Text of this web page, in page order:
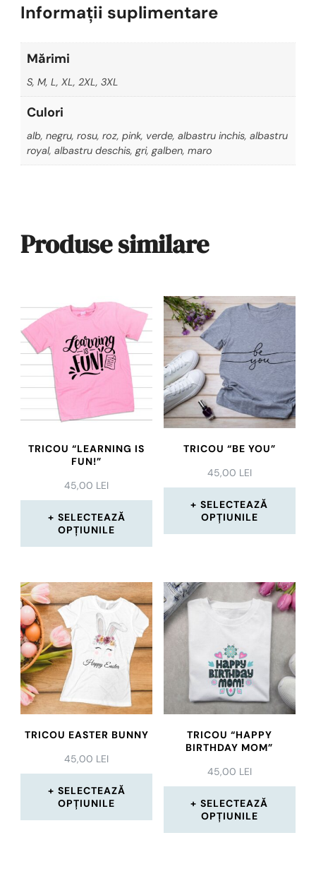
Informații suplimentare
Mărimi
S, M, L, XL, 2XL, 3XL
Culori
alb, negru, rosu, roz, pink, verde, albastru inchis, albastru
royal, albastru deschis, gri, galben, maro
Produse similare
TRICOU “LEARNING IS
FUN!”
45,00 LEI
SELECTEAZĂ
OPȚIUNILE
produs
are
mai
multe
variații.
Opțiunile
pot
fi
alese
în
pagina
TRICOU “BE YOU”
45,00 LEI
SELECTEAZĂ
OPȚIUNILE
are
mai
variații.
Opțiunile
pot
fi
alese
în
pagina
produsului.
TRICOU EASTER BUNNY
45,00 LEI
SELECTEAZĂ
OPȚIUNILE
TRICOU “HAPPY
BIRTHDAY MOM”
45,00 LEI
SELECTEAZĂ
OPȚIUNILE